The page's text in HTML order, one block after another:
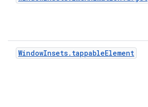
WindowInsets.tappableElement